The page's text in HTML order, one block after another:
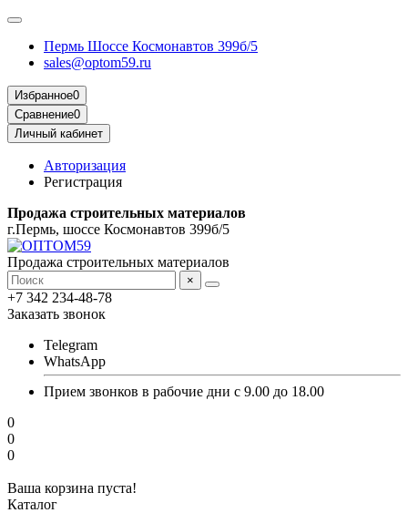
Пермь Шоссе Космонавтов 399б/5
sales@optom59.ru
Избранное0
Сравнение0
Личный кабинет
Авторизация
Регистрация
Продажа строительных материалов
г.Пермь, шоссе Космонавтов 399б/5
Продажа строительных материалов
×
+7 342 234-48-78
Заказать звонок
Telegram
WhatsApp
Прием звонков в рабочие дни с 9.00 до 18.00
0
0
0
Ваша корзина пуста!
Каталог